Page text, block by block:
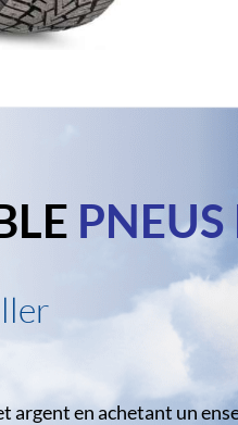
PNEUS
argent en achetant un